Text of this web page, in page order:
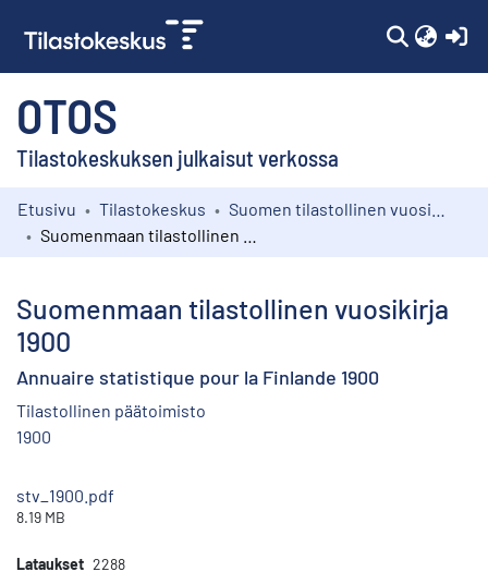
OTOS
Tilastokeskuksen julkaisut verkossa
Kokoelmat
Etusivu Tilastokeskus
Suomenmaan tilastollinen vuosikirja
1900
Annuaire statistique pour la Finlande 1900
Tilastollinen päätoimisto
1900
stv_1900.pdf
8.19 MB
Lataukset 2288